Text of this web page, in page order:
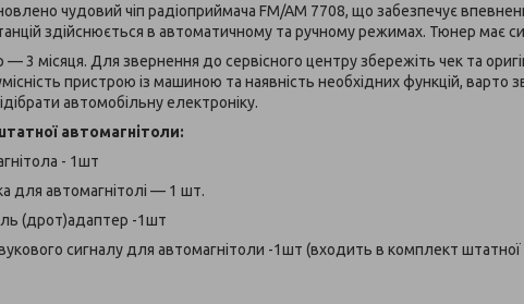
чудовий чіп радіоприймача FM/AM 7708, що забезпечує
здійснюється в автоматичному та ручному режимах. Тюнер має
–– 3 місяця. Для звернення до сервісного центру збережіть чек та
пристрою із машиною та наявність необхідних функцій, варто
автомобільну електроніку.
автомагнітоли:
- 1шт
для автомагнітолі — 1 шт.
(дрот)адаптер -1шт
сигналу для автомагнітоли -1шт (входить в комплект штатної